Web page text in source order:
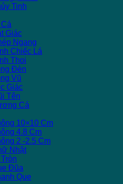
Tinh
Giác
Ngang
Chiếc Lá
Thoi
Đèn
Vũ
Giác
Tên
Cá
10×10 Cm
4.8 Cm
2 -2.5 Cm
Nhật
Đũa
Que